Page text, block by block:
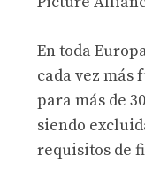
En toda
cada vez más
para más de
siendo
requisitos de